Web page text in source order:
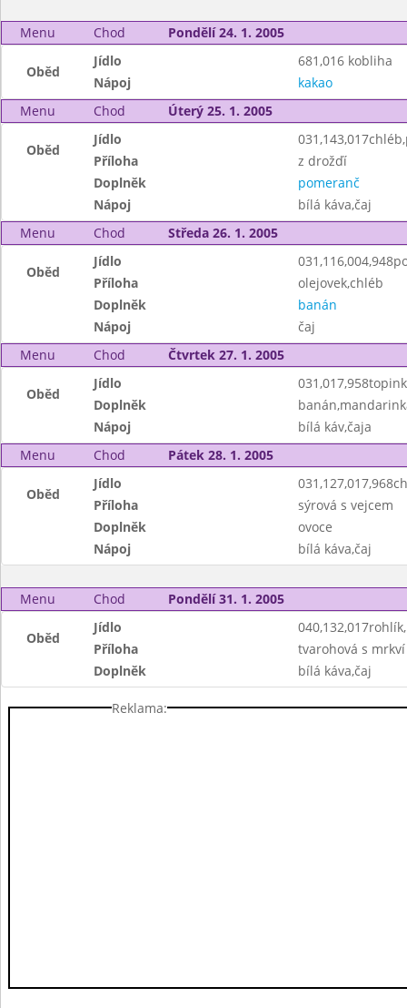
Menu Chod Pondělí 24. 1. 2005
Oběd
Jídlo
681,016 kobliha
Nápoj
kakao
Menu
Chod Úterý 25. 1. 2005
Oběd
Jídlo
Příloha
z drožďí
Doplněk
pomeranč
Nápoj
bílá káva,čaj
Menu
Chod Středa 26. 1. 2005
Oběd
Jídlo
Příloha
olejovek,chléb
Doplněk
banán
Nápoj
čaj
Menu
Chod Čtvrtek 27. 1. 2005
Oběd
Jídlo
Doplněk
Nápoj
bílá káv,čaja
Menu
Chod Pátek 28. 1. 2005
Oběd
Jídlo
Příloha
sýrová s vejcem
Doplněk
ovoce
Nápoj
bílá káva,čaj
Menu Chod Pondělí 31. 1. 2005
Oběd
Jídlo
Příloha
tvarohová s mrkví
Doplněk
bílá káva,čaj
Reklama: